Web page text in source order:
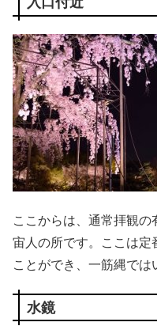
ここからは、通常拝観
宙人の所です。ここは定
ことができ、一筋縄では
水鏡